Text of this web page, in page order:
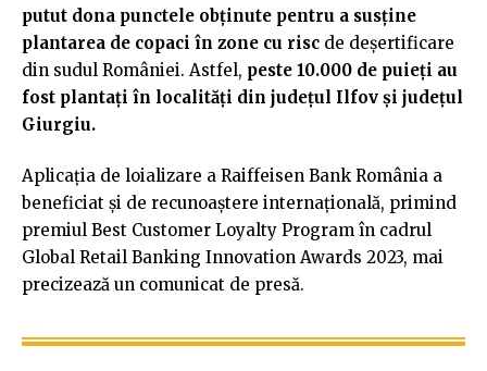
putut dona punctele obținute pentru a susține
plantarea de copaci în zone cu risc de deșertificare
din sudul României. Astfel, peste 10.000 de puieți au
fost plantați în localități din județul Ilfov și județul
Giurgiu.
Aplicația de loializare a Raiffeisen Bank România a
beneficiat și de recunoaștere internațională, primind
premiul Best Customer Loyalty Program în cadrul
Global Retail Banking Innovation Awards 2023, mai
precizează un comunicat de presă.